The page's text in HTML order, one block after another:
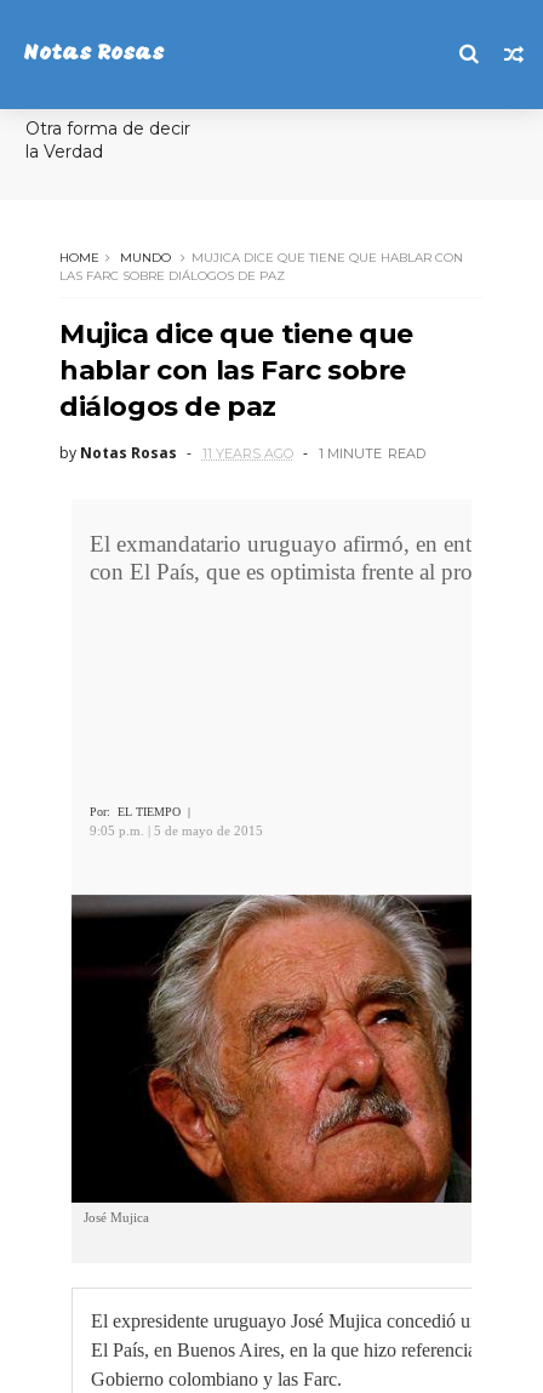
Notas Rosas
Otra forma de decir
la Verdad
HOME MUNDO
MUJICA DICE QUE TIENE QUE HABLAR CON
LAS FARC SOBRE DIÁLOGOS DE PAZ
Mujica dice que tiene que
hablar con las Farc sobre
diálogos de paz
by Notas Rosas 11 YEARS AGO 1 MINUTE READ
El exmandatario uruguayo afirmó, en entrevista
con El País, que es optimista frente al proceso.
Por: EL TIEMPO |
9:05 p.m. | 5 de mayo de 2015
José Mujica
El expresidente uruguayo José Mujica concedió una
El País, en Buenos Aires, en la que hizo referencia al
Gobierno colombiano y las Farc.